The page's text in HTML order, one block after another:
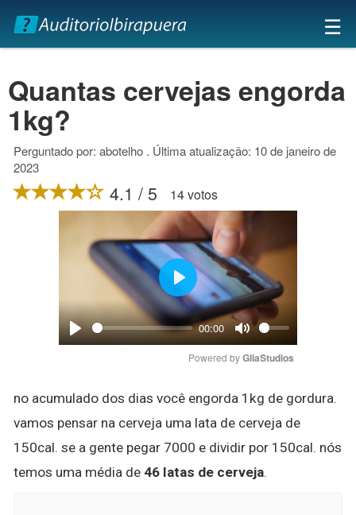
×
☰
Quantas cervejas engorda
1kg?
Perguntado por: abotelho . Última atualização: 10 de janeiro de
2023
4.1 / 5 14 votos
Play
00:00
Mute
Play
Powered by GliaStudios
no acumulado dos dias você engorda 1kg de gordura.
vamos pensar na cerveja uma lata de cerveja de
150cal. se a gente pegar 7000 e dividir por 150cal. nós
temos uma média de 46 latas de cerveja.